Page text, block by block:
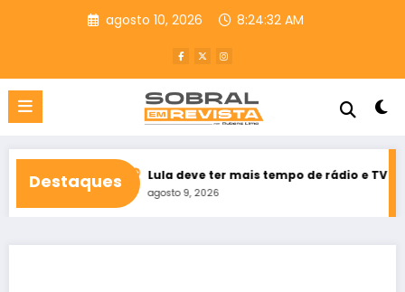
agosto 10, 2026 8:24:33 AM
Destaques
Lula deve ter mais tempo de rádio e TV que Flávio
agosto 9, 2026